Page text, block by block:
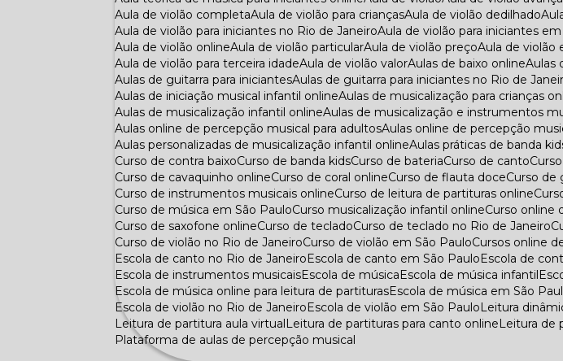
Aula de violão completa
Aula de violão para crianças Aula de violão dedilhado
Aula de violão para iniciantes no Rio de Janeiro
Aula de violão para iniciantes
Aula de violão online
Aula de violão particular Aula de violão preço Aula de
Aula de violão para terceira idade
Aula de violão valor Aulas de baixo online
Aulas de guitarra para iniciantes
Aulas de guitarra para iniciantes no Rio de
Aulas de iniciação musical infantil online
Aulas de musicalização para crianças
Aulas de musicalização infantil online
Aulas de musicalização e instrumentos
Aulas online de percepção musical para adultos
Aulas online de percepção
Aulas personalizadas de musicalização infantil online
Aulas práticas de banda
Curso de contra baixo
Curso de banda kids Curso de bateria Curso de canto
Curso de cavaquinho online
Curso de coral online Curso de flauta doce Curso
Curso de instrumentos musicais online
Curso de leitura de partituras online
Curso de música em São Paulo
Curso musicalização infantil online Curso
Curso de saxofone online
Curso de teclado Curso de teclado no Rio de Janeiro
Curso de violão no Rio de Janeiro
Curso de violão em São Paulo Cursos online
Escola de canto no Rio de Janeiro
Escola de canto em São Paulo Escola de
Escola de instrumentos musicais Escola de música Escola de música infantil
Escola de música online para leitura de partituras Escola de música em São
Escola de violão no Rio de Janeiro
Escola de violão em São Paulo Leitura
Leitura de partitura aula virtual
Leitura de partituras para canto online Leitura
Plataforma de aulas de percepção musical